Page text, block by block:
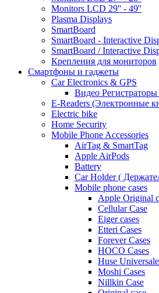
Monitors LCD 29'' - 49''
Plasma Displays
SmartBoard
SmartBoard - Interactive
SmartBoard / Interactive
Крепления для мониторов
Смартфоны и гаджеты
Car Electronics & GPS
Видео
E-Readers (Электронные
Electric bike
Home Security
Mobile Phone Accessories
AirTag & SmartTag
Apple AirPods
Battery
Car Holder (
Mobile phone cases
Apple Original
Cellular Case
Eiger cases
Etteri Cases
Forever Cases
HOCO Cases
Huse Universale
Moshi Cases
Nillkin Case